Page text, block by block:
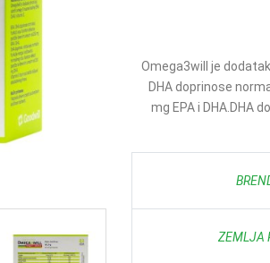
Omega3will je
DHA doprinose
mg EPA i DHA.DHA
ZEMLJA